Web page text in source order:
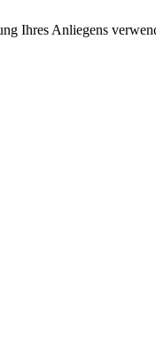
Ihres Anliegens